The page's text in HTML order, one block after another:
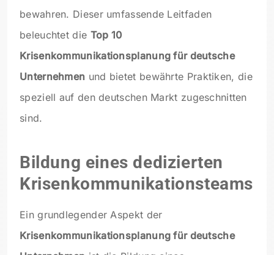
bewahren. Dieser umfassende Leitfaden
beleuchtet die Top 10
Krisenkommunikationsplanung für deutsche
Unternehmen und bietet bewährte Praktiken, die
speziell auf den deutschen Markt zugeschnitten
sind.
Bildung eines dedizierten
Krisenkommunikationsteams
Ein grundlegender Aspekt der
Krisenkommunikationsplanung für deutsche